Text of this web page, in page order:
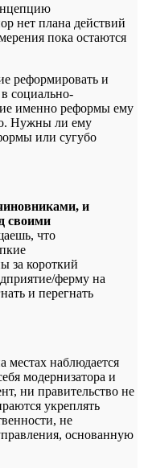
нет плана действий
пока остаются
реформировать и
социально-
именно реформы ему
Нужны ли ему
или сугубо
и
своими
что
за короткий
ферму на
и перегнать
местах наблюдается
модернизатора и
ни правительство не
укреплять
не
основанную